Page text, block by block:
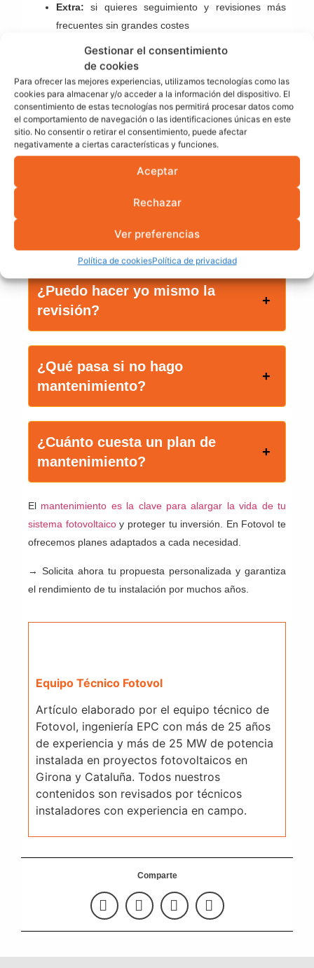
Gestionar el consentimiento
de cookies
Para ofrecer las mejores experiencias, utilizamos tecnologías como las
cookies para almacenar y/o acceder a la información del dispositivo. El
consentimiento de estas tecnologías nos permitirá procesar datos como
el comportamiento de navegación o las identificaciones únicas en este
sitio. No consentir o retirar el consentimiento, puede afectar
negativamente a ciertas características y funciones.
Aceptar
Rechazar
Ver preferencias
Política de cookiesPolítica de privacidad
Comparte
Extra: si quieres seguimiento y revisiones más
frecuentes sin grandes costes
Premium:
si buscas despreocuparte y delegar todo
el cuidado, con limpieza anual y atención rápida
Preguntas frecuentes
sobre tipo de
mantenimiento
fotovoltáico
mantenimiento preventivo?
¿Puedo hacer yo mismo la
revisión?
¿Qué pasa si no hago
mantenimiento?
¿Cuánto cuesta un plan de
mantenimiento?
El mantenimiento es la clave para alargar la vida de tu
sistema fotovoltaicoy proteger tu inversión. En Fotovol te
ofrecemos planes adaptados a cada necesidad.
→ Solicita ahora tu propuesta personalizada y garantiza
el rendimiento de tu instalación por muchos años.
Equipo Técnico Fotovol
Artículo elaborado por el equipo técnico de
Fotovol, ingeniería EPC con más de 25 años
de experiencia y más de 25 MW de potencia
instalada en proyectos fotovoltaicos en
Girona y Cataluña. Todos nuestros
contenidos son revisados por técnicos
instaladores con experiencia en campo.